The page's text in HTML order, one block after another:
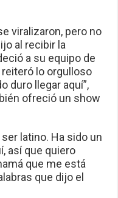
viralizaron, pero no
al recibir la
a su equipo de
lo orgulloso
duro llegar aquí”,
ofreció un show
latino. Ha sido un
así que quiero
que me está
que dijo el